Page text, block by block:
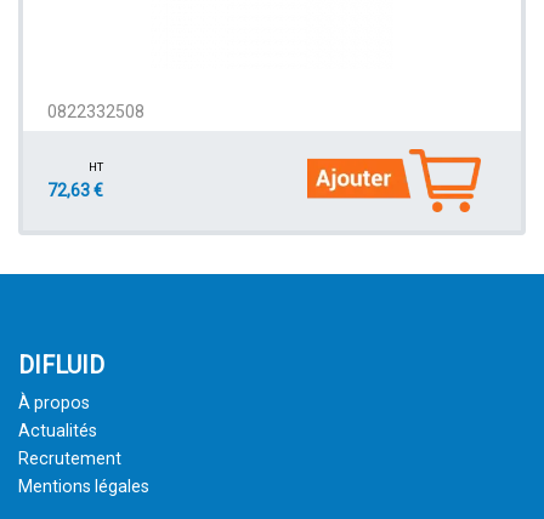
0822332508
HT
72,63 €
DIFLUID
À propos
Actualités
Recrutement
Mentions légales